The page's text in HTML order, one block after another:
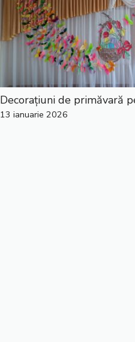
Decorațiuni de primăvară
13 ianuarie 2026